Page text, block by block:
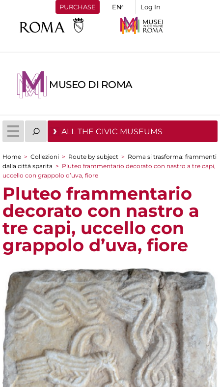
PURCHASE Log In
MUSEO DI ROMA
ALL THE CIVIC MUSEUMS
You are here
Home > Collezioni > Route by subject > Roma si trasforma: frammenti
dalla città sparita > Pluteo frammentario decorato con nastro a tre capi,
uccello con grappolo d’uva, fiore
Pluteo frammentario
decorato con nastro a
tre capi, uccello con
grappolo d’uva, fiore